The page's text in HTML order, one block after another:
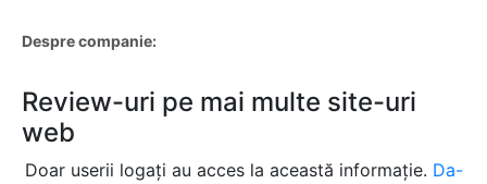
Despre companie:
Review-uri pe mai multe site-uri
web
Doar userii logați au acces la această informație. Da-